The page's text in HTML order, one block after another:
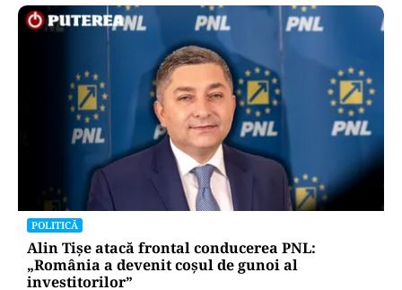
POLITICĂ
Alin Tișe atacă frontal conducerea PNL:
„România a devenit coșul de gunoi al
investitorilor”